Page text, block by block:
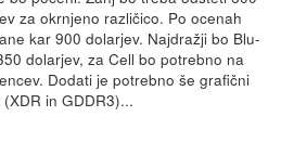
za okrnjeno različico. Po ocenah
kar 900 dolarjev. Najdražji bo Blu-
dolarjev, za Cell bo potrebno na
Dodati je potrebno še grafični
in GDDR3)...